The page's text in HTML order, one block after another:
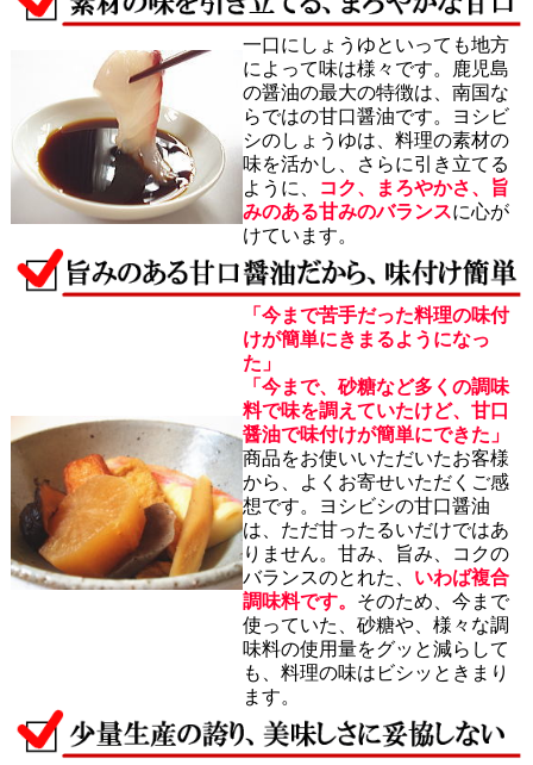
一口にしょうゆといっても地方
によって味は様々です。鹿児島
の醤油の最大の特徴は、南国な
らではの甘口醤油です。ヨシビ
シのしょうゆは、料理の素材の
味を活かし、さらに引き立てる
ように、
コク、まろやかさ、旨
みのある甘みのバランスに心が
けています。
「今まで苦手だった料理の味付
けが簡単にきまるようになっ
た」
「今まで、砂糖など多くの調味
料で味を調えていたけど、甘口
醤油で味付けが簡単にできた」
商品をお使いいただいたお客様
から、よくお寄せいただくご感
想です。ヨシビシの甘口醤油
は、ただ甘ったるいだけではあ
りません。甘み、旨み、コクの
バランスのとれた、 いわば複合
調味料です。 そのため、今まで
使っていた、砂糖や、様々な調
味料の使用量をグッと減らして
も、料理の味はビシッときまり
ます。